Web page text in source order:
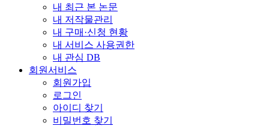
내 최근 본 논문
내 저작물관리
내 구매·신청 현황
내 서비스 사용권한
내 관심 DB
회원서비스
회원가입
로그인
아이디 찾기
비밀번호 찾기